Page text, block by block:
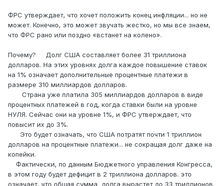
ФРС утверждает, что хочет положить конец инфляции... но не
может. Конечно, это может звучать жестко, но мы все знаем,
что ФРС рано или поздно «встанет на колено».
Почему? Долг США составляет более 31 триллиона
долларов. На этих уровнях долга каждое повышение ставок
на 1% означает дополнительные процентные платежи в
размере 310 миллиардов долларов.
Страна уже платила 305 миллиардов долларов в виде
процентных платежей в год, когда ставки были на уровне
НУЛЯ. Сейчас они на уровне 1%, и ФРС утверждает, что
повысит их до 3%.
Это будет означать, что США потратят почти 1 триллион
долларов на процентные платежи... не сокращая долг даже на
копейки.
Фактически, по данным Бюджетного управления Конгресса,
в этом году будет дефицит в 2 триллиона долларов. это
означает, что общая сумма долга вырастет до 33 триллионов